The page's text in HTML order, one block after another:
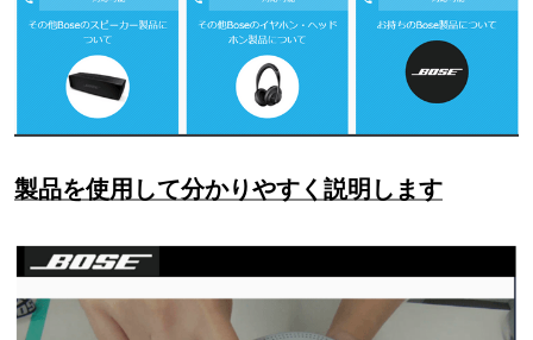
製品を使用して分かりやすく説明します